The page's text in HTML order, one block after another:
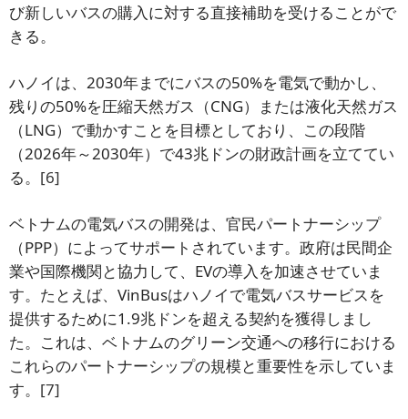
び新しいバスの購入に対する直接補助を受けることがで
きる。
ハノイは、2030年までにバスの50%を電気で動かし、
残りの50%を圧縮天然ガス（CNG）または液化天然ガス
（LNG）で動かすことを目標としており、この段階
（2026年～2030年）で43兆ドンの財政計画を立ててい
る。 [6]
ベトナムの電気バスの開発は、官民パートナーシップ
（PPP）によってサポートされています。政府は民間企
業や国際機関と協力して、EVの導入を加速させていま
す。たとえば、VinBusはハノイで電気バスサービスを
提供するために1.9兆ドンを超える契約を獲得しまし
た。これは、ベトナムのグリーン交通への移行における
これらのパートナーシップの規模と重要性を示していま
す。 [7]